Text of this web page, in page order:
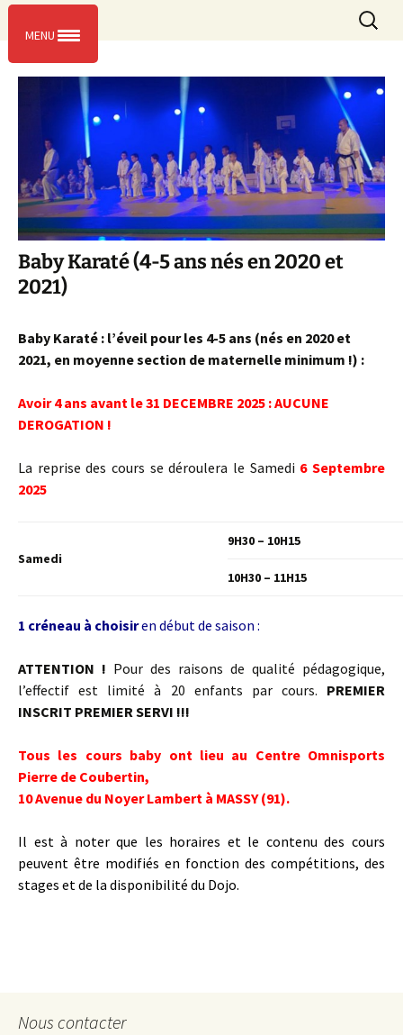
L’entente sportive de Massy
Aller
au
Baby Karaté (4-5 ans nés en 2020 et
2021)
Baby Karaté : l’éveil pour les 4-5 ans (nés en 2020 et
2021, en moyenne section de maternelle minimum !) :
Avoir 4 ans avant le 31 DECEMBRE 2025 : AUCUNE
DEROGATION !
La reprise des cours se déroulera le Samedi 6 Septembre
2025
Samedi
9H30 – 10H15
10H30 – 11H15
1 créneau à choisiren début de saison :
ATTENTION ! Pour des raisons de qualité pédagogique,
l’effectif est limité à 20 enfants par cours. PREMIER
INSCRIT PREMIER SERVI !!!
Tous les cours baby ont lieu au Centre Omnisports
Pierre de Coubertin,
10 Avenue du Noyer Lambert à MASSY (91).
Il est à noter que les horaires et le contenu des cours
peuvent être modifiés en fonction des compétitions, des
stages et de la disponibilité du Dojo.
Nous contacter
MENU